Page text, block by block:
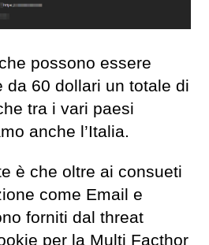
possono essere
da 60 dollari un totale di
tra i vari paesi
anche l’Italia.
è che oltre ai consueti
come Email e
forniti dal threat
per la Multi Facthor